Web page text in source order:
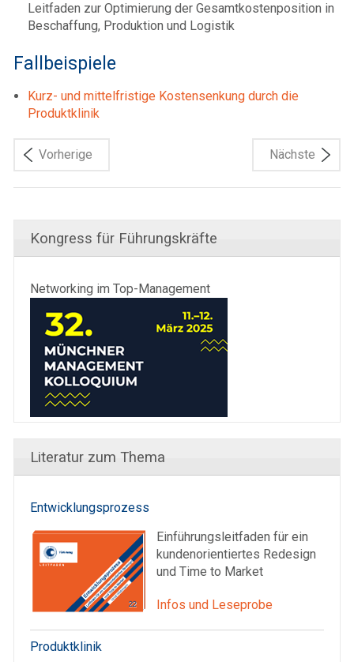
Leitfaden zur Optimierung der Gesamtkostenposition in
Beschaffung, Produktion und Logistik
Fallbeispiele
Kurz- und mittelfristige Kostensenkung durch die
Produktklinik
Vorherige Nächste
Kongress für Führungskräfte
Networking im Top-Management
Literatur zum Thema
Entwicklungsprozess
Einführungsleitfaden für ein
kundenorientiertes Redesign
und Time to Market
Infos und Leseprobe
Produktklinik